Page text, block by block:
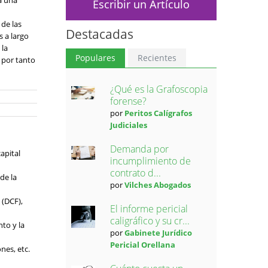
las
a largo
por tanto
la
y la
etc.
Escribir un Artículo
Destacadas
Populares Recientes
¿Qué es la Grafoscopia
forense?
por Peritos Calígrafos
Judiciales
Demanda por
incumplimiento de
contrato d...
porVilches Abogados
El informe pericial
caligráfico y su cr...
porGabinete Jurídico
Pericial Orellana